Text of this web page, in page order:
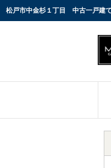
松戸市中金杉１丁目 中古一戸建